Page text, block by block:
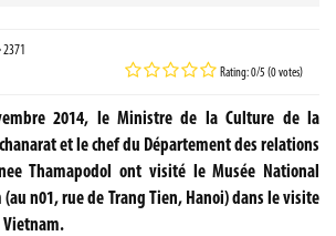
2371
Rating: 0/5 (0 votes)
2014, le Ministre de la Culture de la
et le chef du Département des relations
Thamapodol ont visité le Musée National
n01, rue de Trang Tien, Hanoi) dans le visite